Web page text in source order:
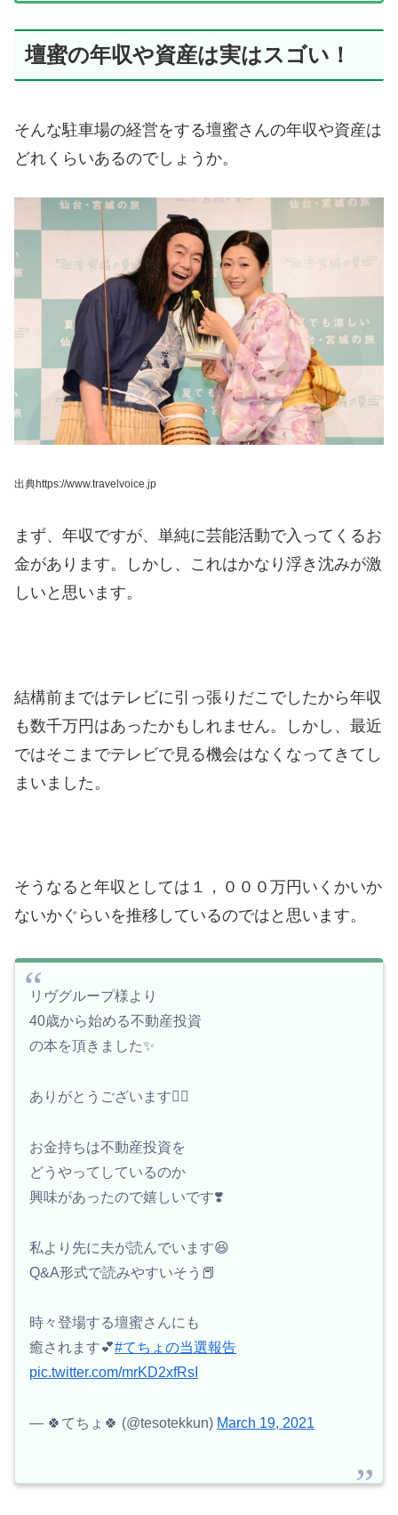
壇蜜の年収や資産は実はスゴい！
そんな駐車場の経営をする壇蜜さんの年収や資産は
どれくらいあるのでしょうか。
出典https://www.travelvoice.jp
まず、年収ですが、単純に芸能活動で入ってくるお
金があります。
しかし、これはかなり浮き沈みが激
しいと思います。
結構前まではテレビに引っ張りだこでしたから年収
も数千万円はあったかもしれません。
しかし、最近
ではそこまでテレビで見る機会はなくなってきてし
まいました。
そうなると年収としては１，０００万円いくかいか
ないかぐらいを推移しているのではと思います。
リヴグループ様より
40歳から始める不動産投資
の本を頂きました✨
ありがとうございます🙇‍♀️
お金持ちは不動産投資を
どうやってしているのか
興味があったので嬉しいです❣️
私より先に夫が読んでいます😆
Q&A形式で読みやすいそう📕
時々登場する壇蜜さんにも
癒されます💕#てちょの当選報告
pic.twitter.com/mrKD2xfRsI
— 🍀てちょ🍀 (@tesotekkun) March 19, 2021